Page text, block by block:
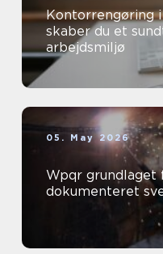
Kontorrengøring i
skaber du et
arbejdsmiljø
05. May 2026
Wpqr grundlaget for sikker og
dokumenteret